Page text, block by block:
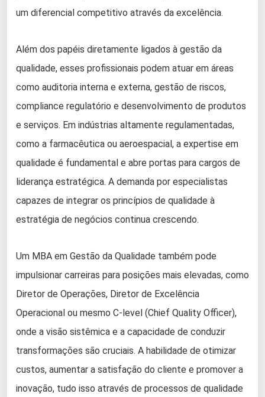
um diferencial competitivo através da excelência.
Além dos papéis diretamente ligados à gestão da
qualidade, esses profissionais podem atuar em áreas
como auditoria interna e externa, gestão de riscos,
compliance regulatório e desenvolvimento de produtos
e serviços. Em indústrias altamente regulamentadas,
como a farmacêutica ou aeroespacial, a expertise em
qualidade é fundamental e abre portas para cargos de
liderança estratégica. A demanda por especialistas
capazes de integrar os princípios de qualidade à
estratégia de negócios continua crescendo.
Um MBA em Gestão da Qualidade também pode
impulsionar carreiras para posições mais elevadas, como
Diretor de Operações, Diretor de Excelência
Operacional ou mesmo C-level (Chief Quality Officer),
onde a visão sistêmica e a capacidade de conduzir
transformações são cruciais. A habilidade de otimizar
custos, aumentar a satisfação do cliente e promover a
inovação, tudo isso através de processos de qualidade